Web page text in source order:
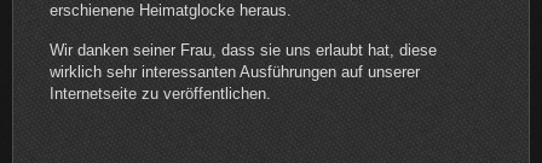
erschienene Heimatglocke heraus.
Wir danken seiner Frau, dass sie uns erlaubt hat, diese
wirklich sehr interessanten Ausführungen auf unserer
Internetseite zu veröffentlichen.